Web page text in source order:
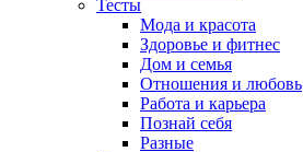
Тесты
Мода и красота
Здоровье и фитнес
Дом и семья
Отношения и любовь
Работа и карьера
Познай себя
Разные